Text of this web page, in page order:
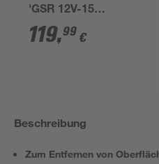
'GSR 12V-15
Professional' mit 2
Akkus, Tasche und
119,99 €
Beschreibung
Zum Entfernen von